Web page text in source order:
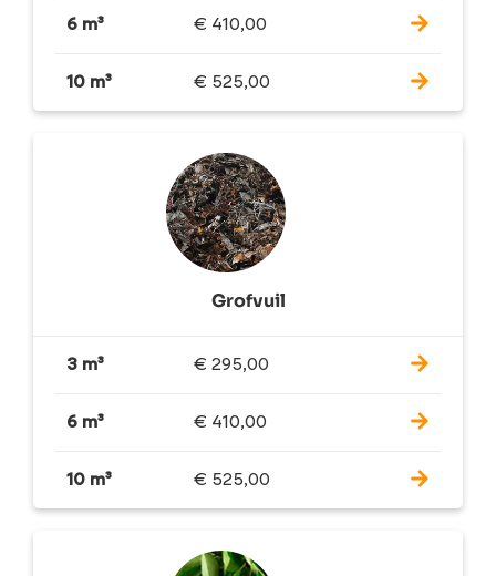
6 m³ € 410,00
10 m³ € 525,00
Grofvuil
3 m³ € 295,00
6 m³ € 410,00
10 m³ € 525,00